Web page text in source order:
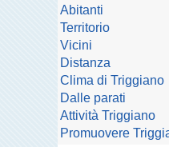
Abitanti
Territorio
Vicini
Distanza
Clima di Triggiano
Dalle parati
Attività Triggiano
Promuovere